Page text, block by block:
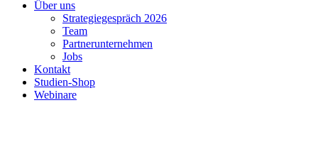
Über uns
Strategiegespräch 2026
Team
Partnerunternehmen
Jobs
Kontakt
Studien-Shop
Webinare